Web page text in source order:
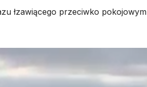
łzawiącego przeciwko pokojowym